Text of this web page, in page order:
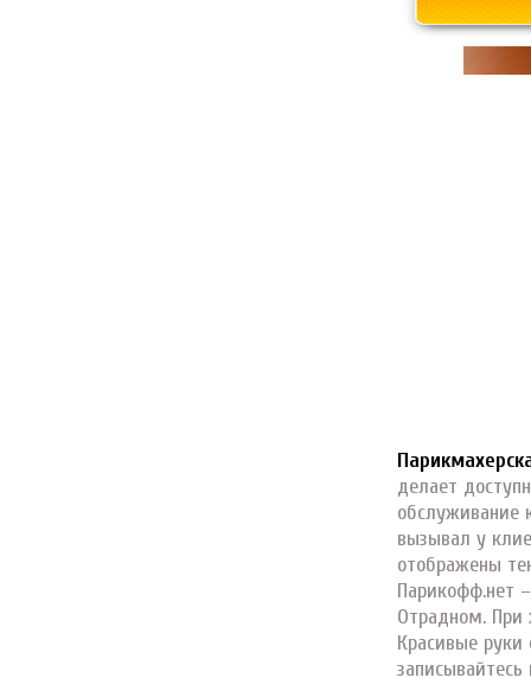
делает
обслуживание
вызывал у
отображены
Парикофф.нет
Отрадном. При
Красивые